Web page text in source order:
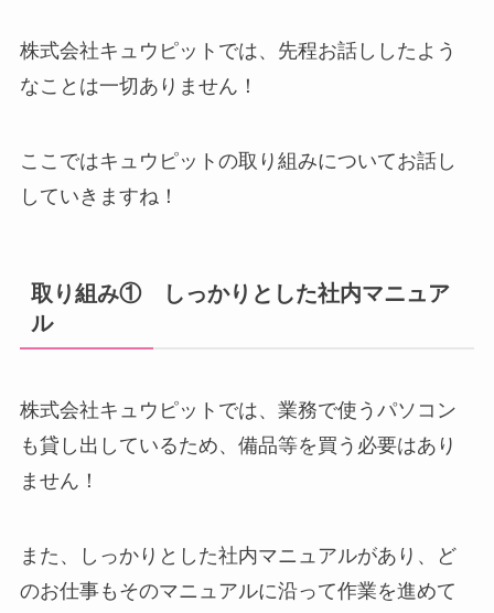
株式会社キュウピットでは、先程お話ししたよう
なことは一切ありません！
ここではキュウピットの取り組みについてお話し
していきますね！
取り組み① しっかりとした社内マニュア
ル
株式会社キュウピットでは、業務で使うパソコン
も貸し出しているため、備品等を買う必要はあり
ません！
また、しっかりとした社内マニュアルがあり、ど
のお仕事もそのマニュアルに沿って作業を進めて